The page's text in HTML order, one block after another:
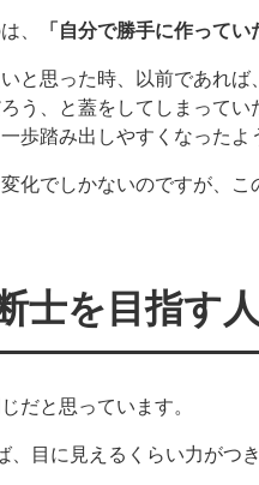
、 「自分で勝手に作ってい
と思った時、以前であれ
う、と蓋をしてしまって
歩踏み出しやすくなったよ
化でしかないのですが、こ
士を目指す
だと思っています。
目に見えるくらい力がつき